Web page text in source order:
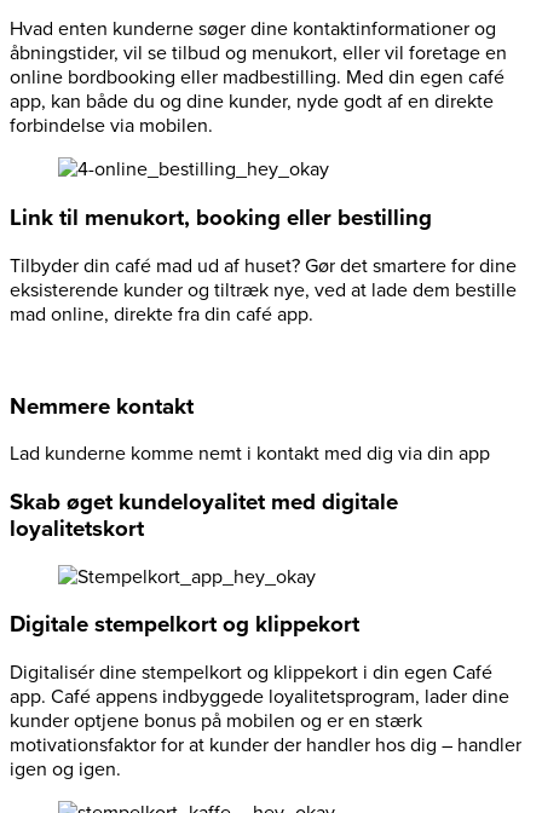
Hvad enten kunderne søger dine kontaktinformationer og
åbningstider, vil se tilbud og menukort, eller vil foretage en
online bordbooking eller madbestilling. Med din egen café
app, kan både du og dine kunder, nyde godt af en direkte
forbindelse via mobilen.
Link til menukort, booking eller bestilling
Tilbyder din café mad ud af huset? Gør det smartere for dine
eksisterende kunder og tiltræk nye, ved at lade dem bestille
mad online, direkte fra din café app.
Nemmere kontakt
Lad kunderne komme nemt i kontakt med dig via din app
Skab øget kundeloyalitet med digitale
loyalitetskort
Digitale stempelkort og klippekort
Digitalisér dine stempelkort og klippekort i din egen Café
app. Café appens indbyggede loyalitetsprogram, lader dine
kunder optjene bonus på mobilen og er en stærk
motivationsfaktor for at kunder der handler hos dig – handler
igen og igen.